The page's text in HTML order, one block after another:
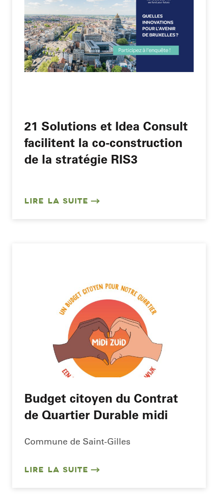
21 Solutions et Idea Consult
facilitent la co-construction
de la stratégie RIS3
LIRE LA SUITE
Budget citoyen du Contrat
de Quartier Durable midi
Commune de Saint-Gilles
LIRE LA SUITE